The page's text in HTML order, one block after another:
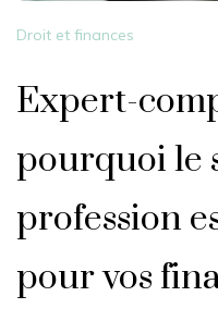
Droit et finances
Expert-
pourquoi le
profession
pour vos